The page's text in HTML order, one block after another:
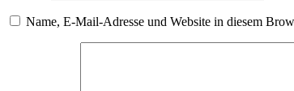
Name, E-Mail-Adresse und Website in diesem